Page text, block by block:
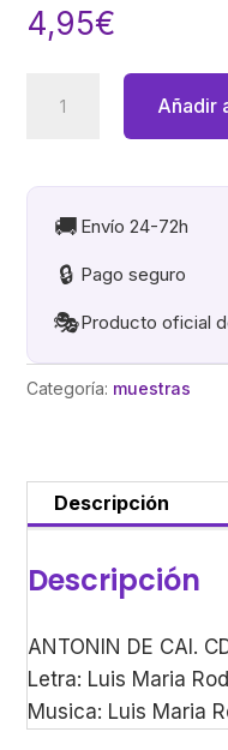
4,95€
cantidad
Añadir
🚚 Envío 24-72h
🔒 Pago seguro
🎭Producto oficial
Categoría: muestras
Descripción
Descripción
ANTONIN DE CAI.
Letra: Luis Maria
Musica: Luis Maria